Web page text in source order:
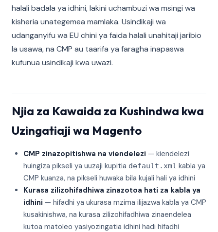
halali badala ya idhini, lakini uchambuzi wa msingi wa
kisheria unategemea mamlaka. Usindikaji wa
udanganyifu wa EU chini ya faida halali unahitaji jaribio
la usawa, na CMP au taarifa ya faragha inapaswa
kufunua usindikaji kwa uwazi.
Njia za Kawaida za Kushindwa kwa
Uzingatiaji wa Magento
CMP zinazopitishwa na viendelezi — kiendelezi
huingiza pikseli ya uuzaji kupitia default.xml kabla ya
CMP kuanza, na pikseli huwaka bila kujali hali ya idhini
Kurasa zilizohifadhiwa zinazotoa hati za kabla ya
idhini — hifadhi ya ukurasa mzima ilijazwa kabla ya CMP
kusakinishwa, na kurasa zilizohifadhiwa zinaendelea
kutoa matoleo yasiyozingatia idhini hadi hifadhi